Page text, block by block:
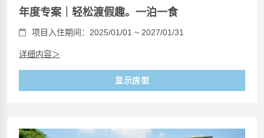
年度专案｜轻松渡假趣。一泊一食
项目入住期间：2025/01/01 ~ 2027/01/31
详细内容＞
显示房型